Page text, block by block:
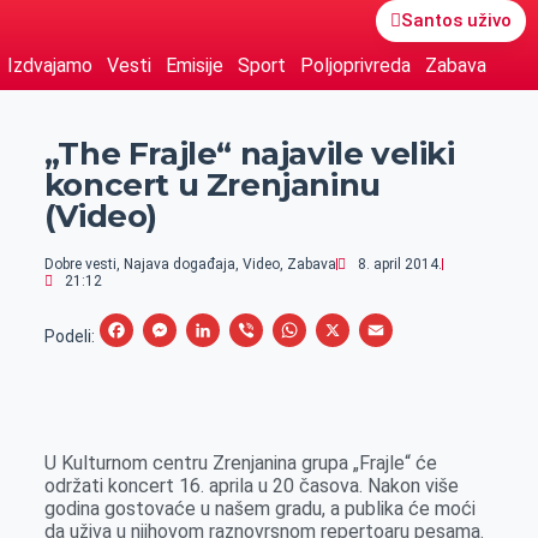
Santos uživo
Izdvajamo Vesti Emisije Sport Poljoprivreda Zabava
„The Frajle“ najavile veliki
koncert u Zrenjaninu
(Video)
Dobre vesti, Najava događaja, Video, Zabava
8. april 2014.
21:12
Podeli:
F
b
o
o
M
e
n
g
L
e
d
I
V
r
W
s
A
p
X
E
l
U Kulturnom centru Zrenjanina grupa „Frajle“ će
održati koncert 16. aprila u 20 časova. Nakon više
godina gostovaće u našem gradu, a publika će moći
da uživa u njihovom raznovrsnom repertoaru pesama.